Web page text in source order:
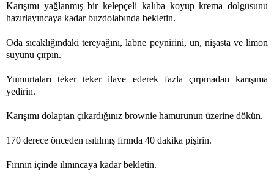
Karışımı yağlanmış bir kelepçeli kalıba koyup krema dolgusunu
hazırlayıncaya kadar buzdolabında bekletin.
Oda sıcaklığındaki tereyağını, labne peynirini, un, nişasta ve limon
suyunu çırpın.
Yumurtaları teker teker ilave ederek fazla çırpmadan karışıma
yedirin.
Karışımı dolaptan çıkardığınız brownie hamurunun üzerine dökün.
170 derece önceden ısıtılmış fırında 40 dakika pişirin.
Fırının içinde ılınıncaya kadar bekletin.